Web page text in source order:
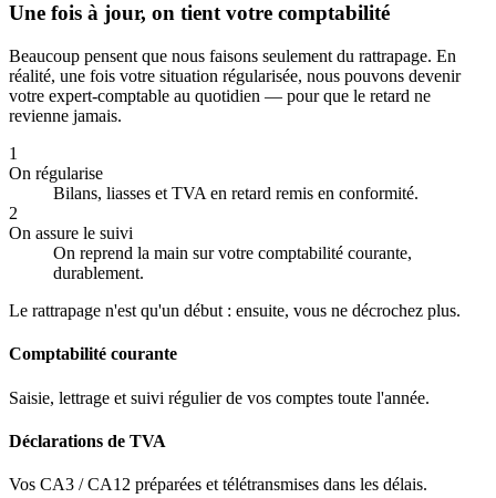
Une fois à jour, on tient votre comptabilité
Beaucoup pensent que nous faisons seulement du rattrapage. En
réalité, une fois votre situation régularisée, nous pouvons devenir
votre expert-comptable au quotidien — pour que le retard ne
revienne jamais.
1
On régularise
Bilans, liasses et TVA en retard remis en conformité.
2
On assure le suivi
On reprend la main sur votre comptabilité courante,
durablement.
Le rattrapage n'est qu'un début : ensuite, vous ne décrochez plus.
Comptabilité courante
Saisie, lettrage et suivi régulier de vos comptes toute l'année.
Déclarations de TVA
Vos CA3 / CA12 préparées et télétransmises dans les délais.